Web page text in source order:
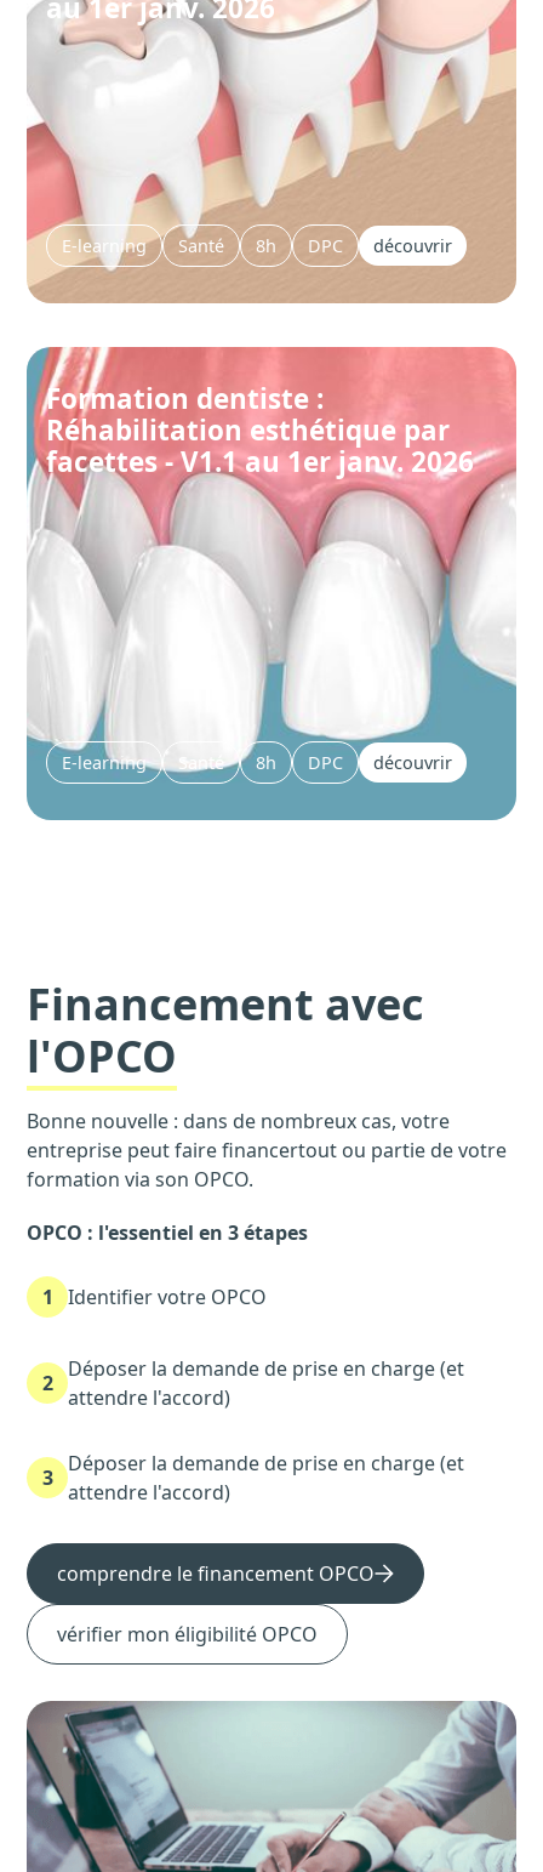
au 1er janv. 2026
E-learning Santé 8h DPC découvrir
Formation dentiste :
Réhabilitation esthétique par
facettes - V1.1 au 1er janv. 2026
E-learning Santé 8h DPC découvrir
Financement avec
l'OPCO
Bonne nouvelle : dans de nombreux cas, votre
entreprise peut faire financertout ou partie de votre
formation via son OPCO.
OPCO : l'essentiel en 3 étapes
1 Identifier votre OPCO
2
Déposer la demande de prise en charge (et
attendre l'accord)
3
Déposer la demande de prise en charge (et
attendre l'accord)
comprendre le financement OPCO
vérifier mon éligibilité OPCO